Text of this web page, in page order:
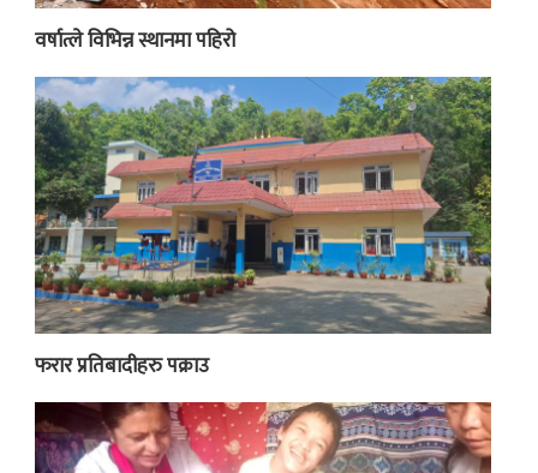
वर्षात्ले विभिन्न स्थानमा पहिरो
फरार प्रतिबादीहरु पक्राउ